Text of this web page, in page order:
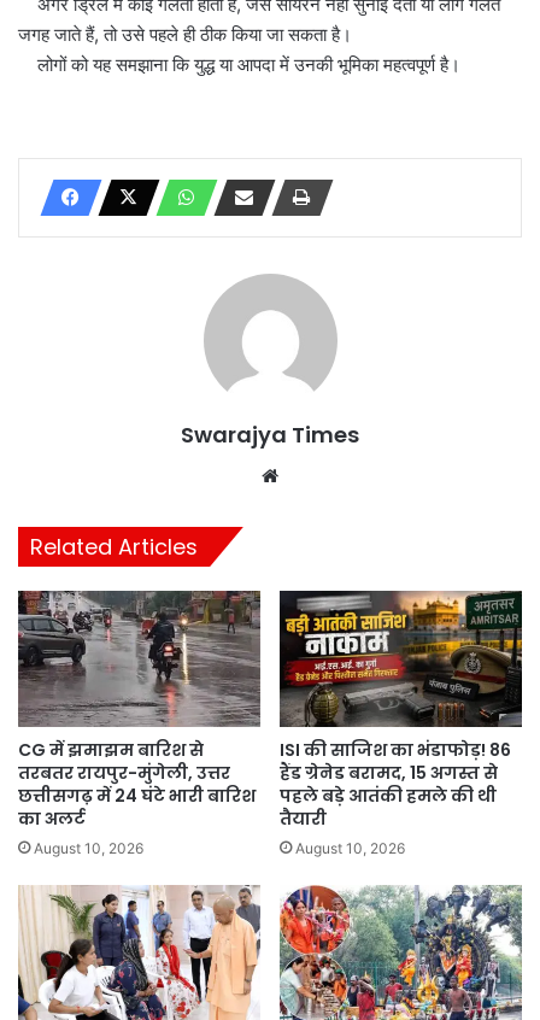
जगह जाते हैं, तो उसे पहले ही ठीक किया जा सकता है।
लोगों को यह समझाना कि युद्ध या आपदा में उनकी भूमिका महत्वपूर्ण है।
Swarajya Times
Related Articles
CG में झमाझम बारिश से
तरबतर रायपुर-मुंगेली, उत्तर
छत्तीसगढ़ में 24 घंटे भारी बारिश
का अलर्ट
August 10, 2026
ISI की साजिश का भंडाफोड़! 86
हैंड ग्रेनेड बरामद, 15 अगस्त से
पहले बड़े आतंकी हमले की थी
तैयारी
August 10, 2026